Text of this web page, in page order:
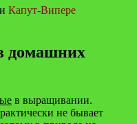
Капут-Випере
домашних
в выращивании.
не бывает